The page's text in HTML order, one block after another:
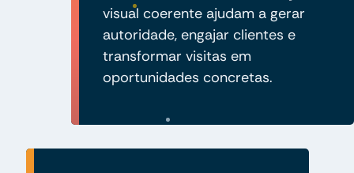
visual coerente ajudam a gerar
autoridade, engajar clientes e
transformar visitas em
oportunidades concretas.